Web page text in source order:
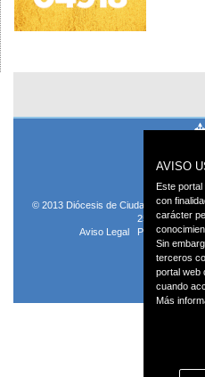
© 2013 Diócesis de Ciudad Real C/
250 25 0 -
Aviso Legal
Política de
AVISO
Este
con
carácter
Sin
terceros
portal web
cuando
Más